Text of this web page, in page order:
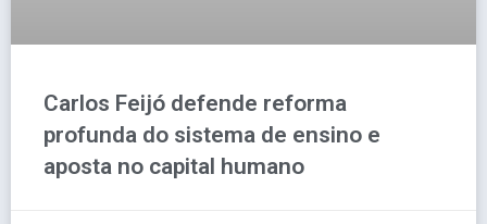
Carlos Feijó defende reforma
profunda do sistema de ensino e
aposta no capital humano